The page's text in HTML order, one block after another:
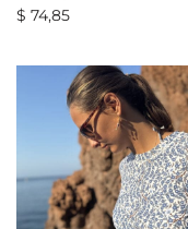
$ 74,85